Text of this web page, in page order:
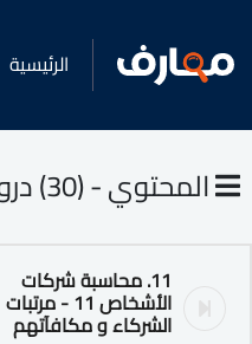
الرئيسية
المحتوي - (30) دروس
11. محاسبة شركات
الأشخاص 11 - مرتبات
الشركاء و مكافآتهم